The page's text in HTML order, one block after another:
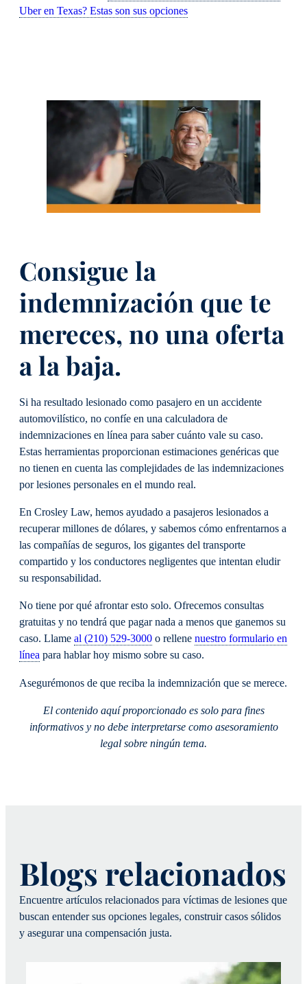
Uber en Texas? Estas son sus opciones
Consigue la
indemnización que te
mereces, no una oferta
a la baja.
Si ha resultado lesionado como pasajero en un accidente
automovilístico, no confíe en una calculadora de
indemnizaciones en línea para saber cuánto vale su caso.
Estas herramientas proporcionan estimaciones genéricas que
no tienen en cuenta las complejidades de las indemnizaciones
por lesiones personales en el mundo real.
En Crosley Law, hemos ayudado a pasajeros lesionados a
recuperar millones de dólares, y sabemos cómo enfrentarnos a
las compañías de seguros, los gigantes del transporte
compartido y los conductores negligentes que intentan eludir
su responsabilidad.
No tiene por qué afrontar esto solo. Ofrecemos consultas
gratuitas y no tendrá que pagar nada a menos que ganemos su
caso. Llame al (210) 529-3000 o rellene nuestro formulario en
línea para hablar hoy mismo sobre su caso.
Asegurémonos de que reciba la indemnización que se merece.
El contenido aquí proporcionado es solo para fines
informativos y no debe interpretarse como asesoramiento
legal sobre ningún tema.
Blogs relacionados
Encuentre artículos relacionados para víctimas de lesiones que
buscan entender sus opciones legales, construir casos sólidos
y asegurar una compensación justa.